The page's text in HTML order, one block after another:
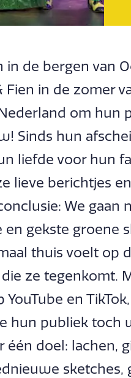
in de bergen van
in de zomer
om hun
Sinds hun
liefde voor hun
lieve berichtjes
We
en gekste groene
thuis voelt op
ze tegenkomt.
en
hun publiek toch
één doel: lachen,
sketches,